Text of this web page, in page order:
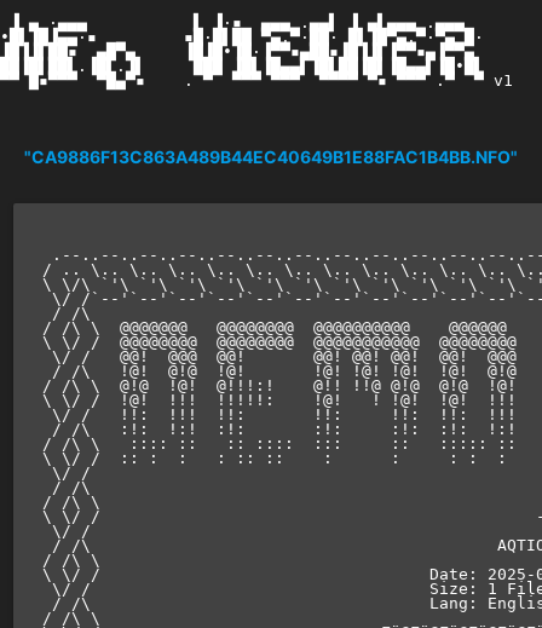
▐ ▄ ·▄▄▄           ▌ ▐·▪  ▄▄▄ .▄▄▌ ▐ ▄▌▄▄▄ .▄▄▄
•█▌▐█▐▄▄·▪         ▪█·█▌██ ▀▄.▀·██· █▌▐█▀▄.▀·▀▄ █·
▐█▐▐▌██▪  ▄█▀▄     ▐█▐█•▐█·▐▀▀▪▄██▪▐█▐▐▌▐▀▀▪▄▐▀▀▄
██▐█▌██▌.▐█▌.▐▌     ███ ▐█▌▐█▄▄▌▐█▌██▐█▌▐█▄▄▌▐█•█▌
▀▀ █▪▀▀▀  ▀█▄▀▪    . ▀  ▀▀▀ ▀▀▀  ▀▀▀▀ ▀▪ ▀▀▀ .▀  ▀ v1
"CA9886F13C863A489B44EC40649B1E88FAC1B4BB.NFO"
.--..--..--..--..--..--..--..--..--..--..--..--
/ .. \.. \.. \.. \.. \.. \.. \.. \.. \.. \.. \..
\ \/\ `'\ `'\ `'\ `'\ `'\ `'\ `'\ `'\ `'\ `'\ `'\
\/ /`--'`--'`--'`--'`--'`--'`--'`--'`--'`--'`--
/ /\
/ /\ \  @@@@@@@   @@@@@@@@  @@@@@@@@@@
\ \/ /  @@@@@@@@  @@@@@@@@  @@@@@@@@@@@
\/ /   @@!  @@@  @@!       @@! @@! @@!  @@!
/ /\   !@!  @!@  !@!       !@! !@! !@!  !@!  @!@
/ /\ \  @!@  !@!  @!!!:!    @!! !!@ @!@  @!@  !@!
\ \/ /  !@!  !!!  !!!!!:    !@!   ! !@!  !@!
\/ /   !!:  !!!  !!:       !!:     !!:  !!:  !!!
/ /\   :!:  !:!  :!:       :!:     :!:  :!:  !:!
/ /\ \   :::: ::   :: ::::  :::     ::   ::::: ::
\ \/ /  :: :  :   : :: ::    :      :     : :  :
\/ /
/ /\
/ /\ \
\ \/ /
\/ /
/ /\                                          AQTION
/ /\ \
\ \/ /                                  Date:
\/ /                                   Size: 1 File
/ /\                                   Lang:
/ /\ \